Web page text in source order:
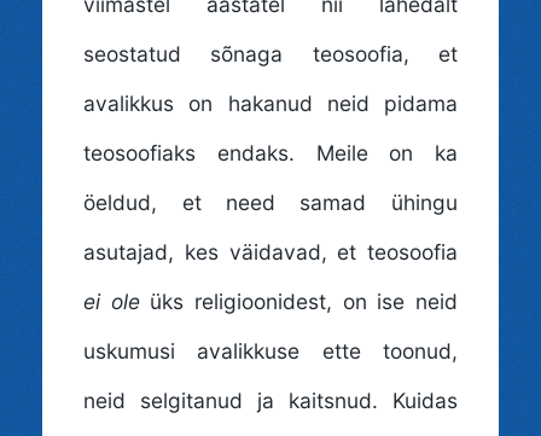
seostatud sõnaga teosoofia, et
avalikkus on hakanud neid pidama
teosoofiaks endaks. Meile on ka
öeldud, et need samad ühingu
asutajad, kes väidavad, et teosoofia
ei ole üks religioonidest, on ise neid
uskumusi avalikkuse ette toonud,
neid selgitanud ja kaitsnud. Kuidas